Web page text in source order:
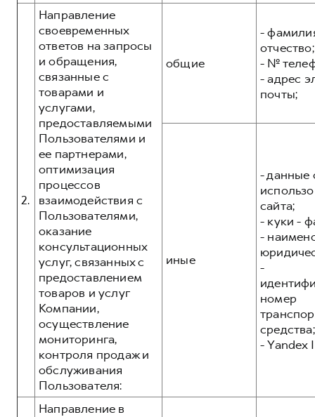
2.
Направление
своевременных
ответов на запросы
и обращения,
связанные с
товарами и
услугами,
предоставляемыми
Пользователями и
ее партнерами,
оптимизация
процессов
взаимодействия с
Пользователями,
оказание
консультационных
услуг, связанных с
предоставлением
товаров и услуг
Компании,
осуществление
мониторинга,
контроля продаж и
обслуживания
Пользователя:
общие
-
отчество;
- №
- адрес
почты;
иные
- данные
сайта;
- куки -
-
-
номер
средства;
- Yandex
Направление в